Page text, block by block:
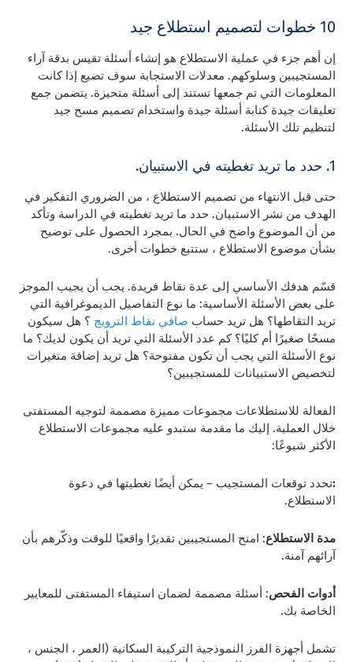
10 خطوات لتصميم استطلاع جيد
إن أهم جزء في عملية الاستطلاع هو إنشاء أسئلة تقيس بدقة آراء
المستجيبين وسلوكهم. معدلات الاستجابة سوف تضيع إذا كانت
المعلومات التي تم جمعها تستند إلى أسئلة متحيزة. يتضمن جمع
تعليقات جيدة كتابة أسئلة جيدة واستخدام تصميم مسح جيد
لتنظيم تلك الأسئلة.
1. حدد ما تريد تغطيته في الاستبيان.
حتى قبل الانتهاء من تصميم الاستطلاع ، من الضروري التفكير في
الهدف من نشر الاستبيان. حدد ما تريد تغطيته في الدراسة وتأكد
من أن الموضوع واضح في الحال. بمجرد الحصول على توضيح
بشأن موضوع الاستطلاع ، ستتبع خطوات أخرى.
قسّم هدفك الأساسي إلى عدة نقاط فريدة. يجب أن يجيب الموجز
على بعض الأسئلة الأساسية: ما نوع التفاصيل الديموغرافية التي
تريد التقاطها؟ هل تريد حساب صافي نقاط الترويج ؟ هل سيكون
مسحًا صغيرًا أم كليًا؟ كم عدد الأسئلة التي تريد أن يكون لديك؟ ما
نوع الأسئلة التي يجب أن تكون مفتوحة؟ هل تريد إضافة متغيرات
لتخصيص الاستبيانات للمستجيبين؟
الفعالة للاستطلاعات مجموعات مميزة مصممة لتوجيه المستفتى
خلال العملية. إليك ما مقدمة ستبدو عليه مجموعات الاستطلاع
الأكثر شيوعًا:
:تحدد توقعات المستجيب – يمكن أيضًا تغطيتها في دعوة
الاستطلاع.
مدة الاستطلاع: امنح المستجيبين تقديرًا واقعيًا للوقت وذكّرهم بأن
آرائهم آمنة.
أدوات الفحص: أسئلة مصممة لضمان استيفاء المستفتى للمعايير
الخاصة بك.
تشمل أجهزة الفرز النموذجية التركيبة السكانية (العمر ، الجنس ،